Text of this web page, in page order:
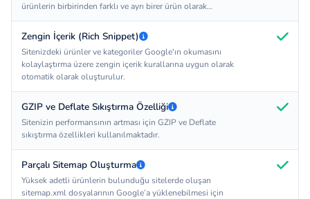
ürünlerin birbirinden farklı ve ayrı birer ürün olarak
indeksleyebilmesi için canonical linkler sistem tarafından
otomatik olarak oluşturulur.
Zengin İçerik (Rich Snippet)
Sitenizdeki ürünler ve kategoriler Google'ın okumasını
kolaylaştırma üzere zengin içerik kurallarına uygun olarak
otomatik olarak oluşturulur.
GZIP ve Deflate Sıkıştırma Özelliği
Sitenizin performansının artması için GZIP ve Deflate
sıkıştırma özellikleri kullanılmaktadır.
Parçalı Sitemap Oluşturma
Yüksek adetli ürünlerin bulunduğu sitelerde oluşan
sitemap.xml dosyalarının Google’a yüklenebilmesi için